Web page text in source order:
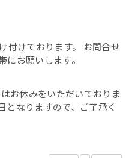
付けております。 お問合せ
にお願いします。
お休みをいただいておりま
となりますので、ご了承く